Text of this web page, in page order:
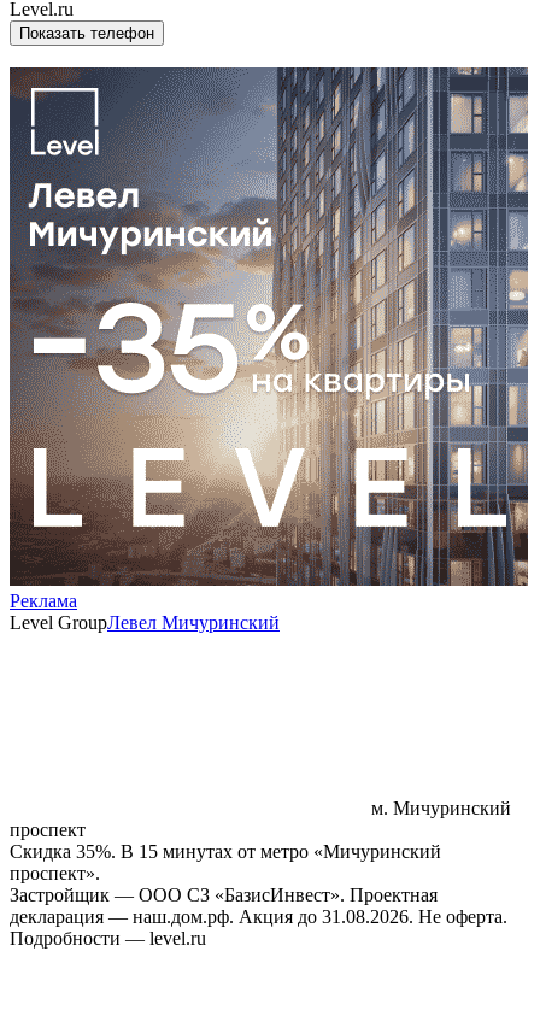
Level.ru
Показать телефон
Реклама
Level GroupЛевел Мичуринский
м. Мичуринский
проспект
Скидка 35%. В 15 минутах от метро «Мичуринский
проспект».
Застройщик — ООО СЗ «БазисИнвест». Проектная
декларация — наш.дом.рф. Акция до 31.08.2026. Не оферта.
Подробности — level.ru